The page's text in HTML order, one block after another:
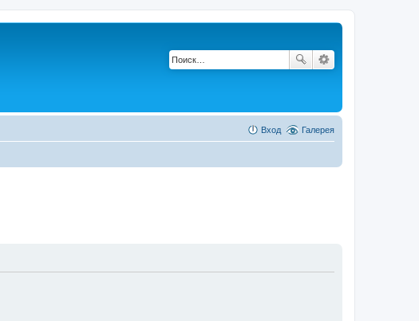
Галерея
Вход